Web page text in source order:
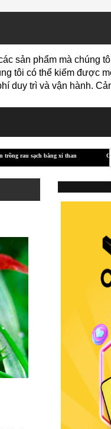
sản phẩm mà chúng
tôi có thể kiếm được
duy trì và vận hành.
Các giống bò thịt mang lại